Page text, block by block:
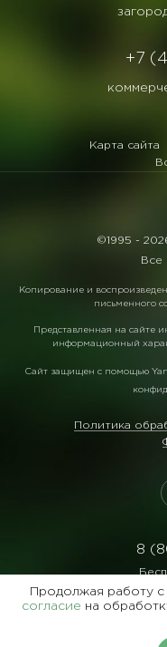
+7
Карта сайта
©1995 -
Все
Копирование и
письменного
Представленная на сайте
информационный
Сайт защищен с помощью
Политика
8
ООО
Продолжая работу
согласие на